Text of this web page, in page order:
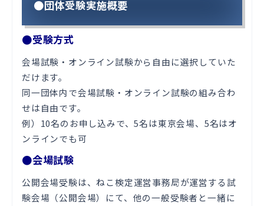
●団体受験実施概要
●受験方式
会場試験・オンライン試験から自由に選択していた
だけます。
同一団体内で会場試験・オンライン試験の組み合わ
せは自由です。
例）10名のお申し込みで、5名は東京会場、5名はオ
ンラインでも可
●会場試験
公開会場受験は、ねこ検定運営事務局が運営する試
験会場（公開会場）にて、他の一般受験者と一緒に